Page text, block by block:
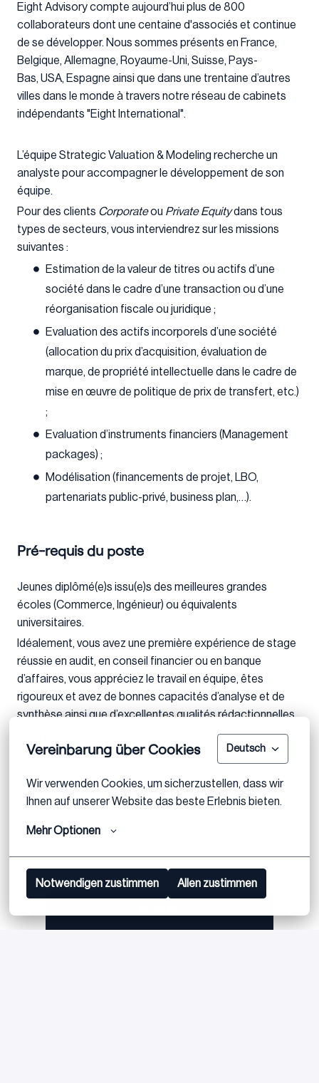
Vereinbarung über Cookies Deutsch
Wir verwenden Cookies, um sicherzustellen, dass wir
Ihnen auf unserer Website das beste Erlebnis bieten.
Mehr Optionen
Notwendigen zustimmen Allen zustimmen
Eight Advisory compte aujourd’hui plus de 800
collaborateurs dont une centaine d'associés et continue
de se développer. Nous sommes présents en France,
Belgique, Allemagne, Royaume-Uni, Suisse, Pays-
Bas, USA, Espagne ainsi que dans une trentaine d’autres
villes dans le monde à travers notre réseau de cabinets
indépendants "Eight International".
L’équipe Strategic Valuation & Modeling recherche un
analyste pour accompagner le développement de son
équipe.
Pour des clients Corporateou Private Equitydans tous
types de secteurs, vous interviendrez sur les missions
suivantes :
Estimation de la valeur de titres ou actifs d’une
société dans le cadre d’une transaction ou d’une
réorganisation fiscale ou juridique ;
Evaluation des actifs incorporels d’une société
(allocation du prix d’acquisition, évaluation de
marque, de propriété intellectuelle dans le cadre de
mise en œuvre de politique de prix de transfert, etc.)
;
Evaluation d’instruments financiers (Management
packages) ;
Modélisation (financements de projet, LBO,
partenariats public-privé, business plan,…).
Pré-requis du poste
Jeunes diplômé(e)s issu(e)s des meilleures grandes
écoles (Commerce, Ingénieur) ou équivalents
universitaires.
Idéalement, vous avez une première expérience de stage
réussie en audit, en conseil financier ou en banque
d’affaires, vous appréciez le travail en équipe, êtes
rigoureux et avez de bonnes capacités d’analyse et de
synthèse ainsi que d’excellentes qualités rédactionnelles.
Vous pratiquez l’anglais à l’écrit et à l’oral. Des notions
dans une seconde langue étrangère (allemand, espagnol,
Enfin, vous êtes particulièrement motivé(e) à rejoindre les
développement.